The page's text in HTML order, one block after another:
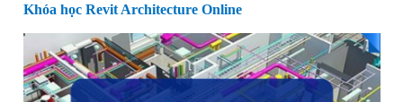
Khóa học Revit Architecture Online